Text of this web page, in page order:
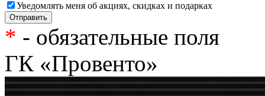
Уведомлять меня об акциях, скидках и подарках
* - обязательные поля
ГК «Провенто»